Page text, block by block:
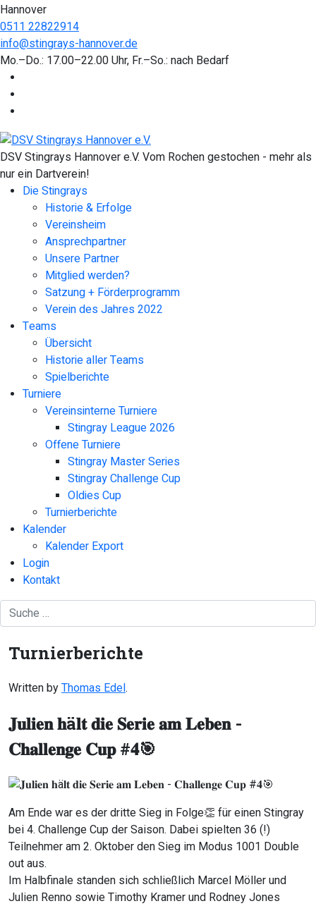
Hannover
0511 22822914
info@stingrays-hannover.de
Mo.–Do.: 17.00–22.00 Uhr, Fr.–So.: nach Bedarf
DSV Stingrays Hannover e.V. Vom Rochen gestochen - mehr als
nur ein Dartverein!
Die Stingrays
Historie & Erfolge
Vereinsheim
Ansprechpartner
Unsere Partner
Mitglied werden?
Satzung + Förderprogramm
Verein des Jahres 2022
Teams
Übersicht
Historie aller Teams
Spielberichte
Turniere
Vereinsinterne Turniere
Stingray League 2026
Offene Turniere
Stingray Master Series
Stingray Challenge Cup
Oldies Cup
Turnierberichte
Kalender
Kalender Export
Login
Kontakt
Turnierberichte
Written by Thomas Edel .
𝐉𝐮𝐥𝐢𝐞𝐧 𝐡ä𝐥𝐭 𝐝𝐢𝐞 𝐒𝐞𝐫𝐢𝐞 𝐚𝐦 𝐋𝐞𝐛𝐞𝐧 -
𝐂𝐡𝐚𝐥𝐥𝐞𝐧𝐠𝐞 𝐂𝐮𝐩 #𝟒🎯
Am Ende war es der dritte Sieg in Folge👏 für einen Stingray
bei 4. Challenge Cup der Saison. Dabei spielten 36 (!)
Teilnehmer am 2. Oktober den Sieg im Modus 1001 Double
out aus.
Im Halbfinale standen sich schließlich Marcel Möller und
Julien Renno sowie Timothy Kramer und Rodney Jones